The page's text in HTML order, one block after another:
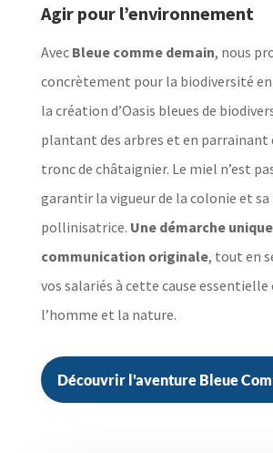
Agir pour l’environnement
Avec Bleue comme demain, nous
concrètement pour la biodiversité
la création d’Oasis bleues de
plantant des arbres et en parrainant
tronc de châtaignier. Le miel n’est
garantir la vigueur de la colonie et sa
pollinisatrice. Une démarche
communication originale, tout en
vos salariés à cette cause
l’homme et la nature.
Découvrir l'aventure Bleue